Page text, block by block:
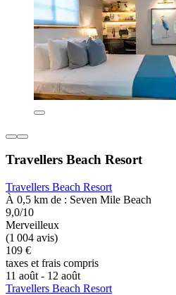
Travellers Beach Resort
Travellers Beach Resort
À 0,5 km de : Seven Mile Beach
9,0/10
Merveilleux
(1 004 avis)
109 €
taxes et frais compris
11 août - 12 août
Travellers Beach Resort